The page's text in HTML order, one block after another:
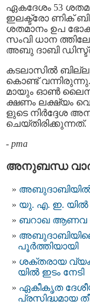
ഏകദേശം 53
ഇലക്ട്രോ ണിക്
ശതമാനം ഉപ
സംവി ധാന
അബു ദാബി
കടലാസിൽ
കൊണ്ട്
മായും ഓൺ
ക്ഷണം ലക്ഷ്യം
ളുടെ
ചെയ്തിരിക്കുന്നത്.
- pma
അനുബന്ധ
അബുദാബിയില്‍
യു. എ. ഇ. യില്‍
ബറാഖ ആണവ
പൂർത്തിയായി
ശക്തരായ
യില്‍ ഇടം നേടി
ഏകീകൃത
പ്രസിദ്ധമായ